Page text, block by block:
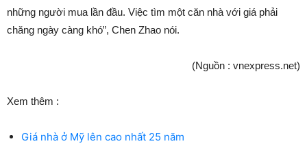
những người mua lần đầu. Việc tìm một căn nhà với giá phải
chăng ngày càng khó”, Chen Zhao nói.
(Nguồn : vnexpress.net)
Xem thêm :
Giá nhà ở Mỹ lên cao nhất 25 năm